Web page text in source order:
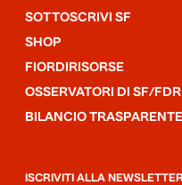
SOTTOSCRIVI SF
SHOP
FIORDIRISORSE
OSSERVATORI DI SF/FDR
BILANCIO
ISCRIVITI ALLA